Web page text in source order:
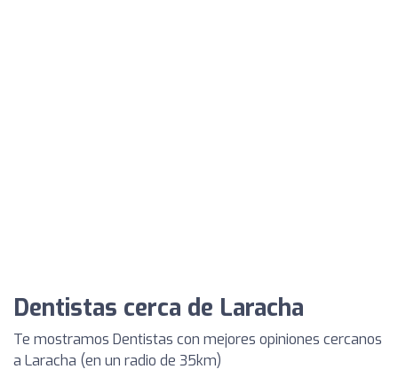
Dentistas cerca de Laracha
Te mostramos Dentistas con mejores opiniones cercanos
a Laracha (en un radio de 35km)